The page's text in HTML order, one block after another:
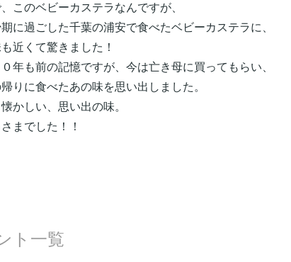
このベビーカステラなんですが、
に過ごした千葉の浦安で食べたベビーカステラに、
近くて驚きました！
年も前の記憶ですが、今は亡き母に買ってもらい、
りに食べたあの味を思い出しました。
かしい、思い出の味。
までした！！
ト一覧